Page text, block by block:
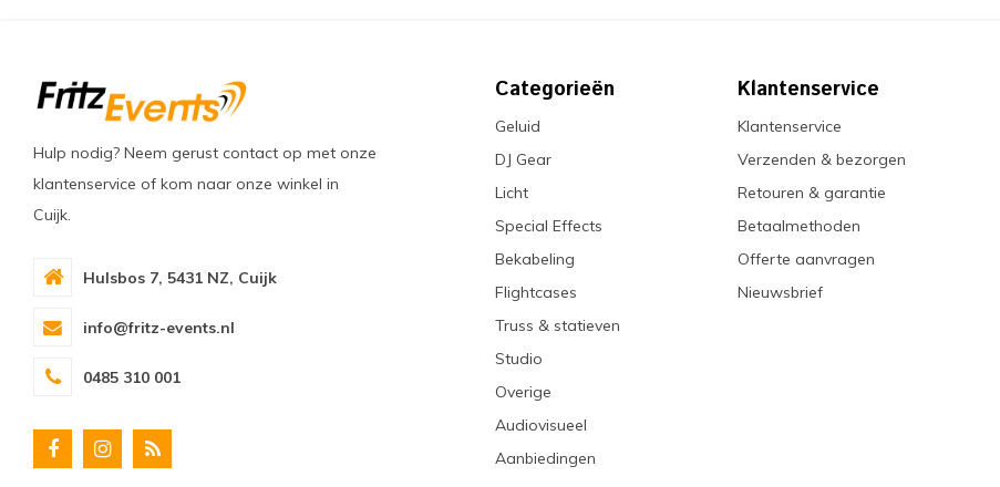
Hulp nodig? Neem gerust contact op met onze
klantenservice of kom naar onze winkel in
Cuijk.
Hulsbos 7, 5431 NZ, Cuijk
info@fritz-events.nl
0485 310 001
Categorieën
Geluid
DJ Gear
Licht
Special Effects
Bekabeling
Flightcases
Truss & statieven
Studio
Overige
Audiovisueel
Aanbiedingen
Klantenservice
Klantenservice
Verzenden & bezorgen
Retouren & garantie
Betaalmethoden
Offerte aanvragen
Nieuwsbrief